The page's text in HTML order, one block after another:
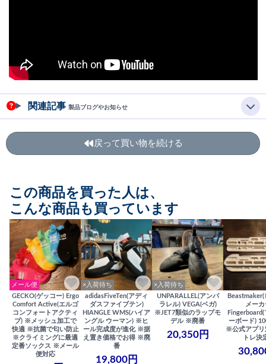
関連記事 製品ブログやお知らせ
戻って買い物を続ける
この商品を買った人は、
こんな商品も買っています
メール便
GECKO(ゲッコー) Ergo
Comfort Active(エルゴ
コンフォートアクティ
ブ) ※メッシュ加工で
快適 ※抗菌で匂い防止
※クライミングに最適
定番ソックス ※メール
便対応
×入荷待ち
adidasFiveTen(アディ
ダスファイブテン)
HIANGLE WMS(ハイア
ングル ウーマン) ※ヒ
ール完成度が進化 ※据
え置き価格でお得 ※廃
番
19,800円
×入荷待ち
UNPARALLEL(アンパ
ラレル) VEGA(ベガ)
※JET7類似のラップモ
デル ※廃番
20,350円
メーカ
ーボード)
※公式アプ
トレ決